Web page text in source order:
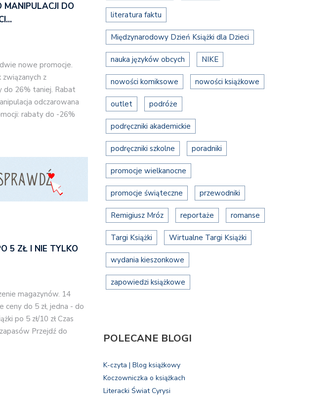
MANIPULACJI DO
nowe promocje.
z
do 26% taniej. Rabat
odczarowana
rabaty do -26%
5 ZŁ I NIE TYLKO
magazynów. 14
ceny do 5 zł, jedna - do
po 5 zł/10 zł Czas
Przejdź do
literatura faktu
Międzynarodowy Dzień Książki dla Dzieci
nauka języków obcych NIKE
nowości komiksowe nowości książkowe
outlet podróże
podręczniki akademickie
podręczniki szkolne poradniki
promocje wielkanocne
promocje świąteczne przewodniki
Remigiusz Mróz reportaże romanse
Targi Książki Wirtualne Targi Książki
wydania kieszonkowe
zapowiedzi książkowe
POLECANE BLOGI
K-czyta | Blog książkowy
Koczowniczka o książkach
Literacki Świat Cyrysi